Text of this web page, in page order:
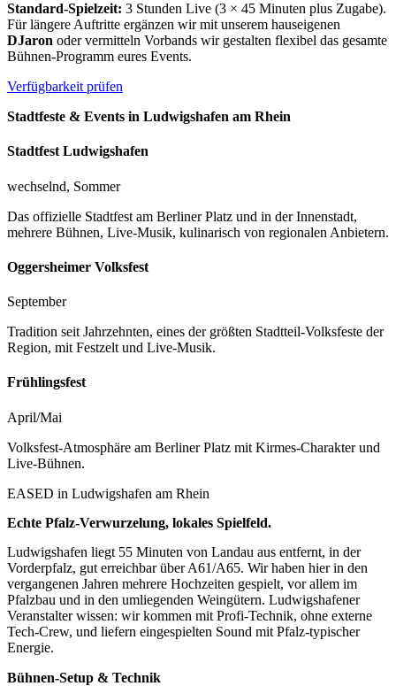
Standard-Spielzeit: 3 Stunden Live (3 × 45 Minuten plus Zugabe).
Für längere Auftritte ergänzen wir mit unserem hauseigenen
DJaron oder vermitteln Vorbands wir gestalten flexibel das gesamte
Bühnen-Programm eures Events.
Verfügbarkeit prüfen
Stadtfeste & Events in Ludwigshafen am Rhein
Stadtfest Ludwigshafen
wechselnd, Sommer
Das offizielle Stadtfest am Berliner Platz und in der Innenstadt,
mehrere Bühnen, Live-Musik, kulinarisch von regionalen Anbietern.
Oggersheimer Volksfest
September
Tradition seit Jahrzehnten, eines der größten Stadtteil-Volksfeste der
Region, mit Festzelt und Live-Musik.
Frühlingsfest
April/Mai
Volksfest-Atmosphäre am Berliner Platz mit Kirmes-Charakter und
Live-Bühnen.
EASED in Ludwigshafen am Rhein
Echte Pfalz-Verwurzelung, lokales Spielfeld.
Ludwigshafen liegt 55 Minuten von Landau aus entfernt, in der
Vorderpfalz, gut erreichbar über A61/A65. Wir haben hier in den
vergangenen Jahren mehrere Hochzeiten gespielt, vor allem im
Pfalzbau und in den umliegenden Weingütern. Ludwigshafener
Veranstalter wissen: wir kommen mit Profi-Technik, ohne externe
Tech-Crew, und liefern eingespielten Sound mit Pfalz-typischer
Energie.
Bühnen-Setup & Technik